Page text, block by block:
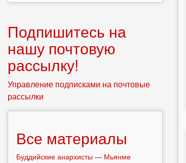
Подпишитесь на
нашу почтовую
рассылку!
Управление подписками на почтовые
рассылки
Все материалы
Буддийские анархисты — Мьянме